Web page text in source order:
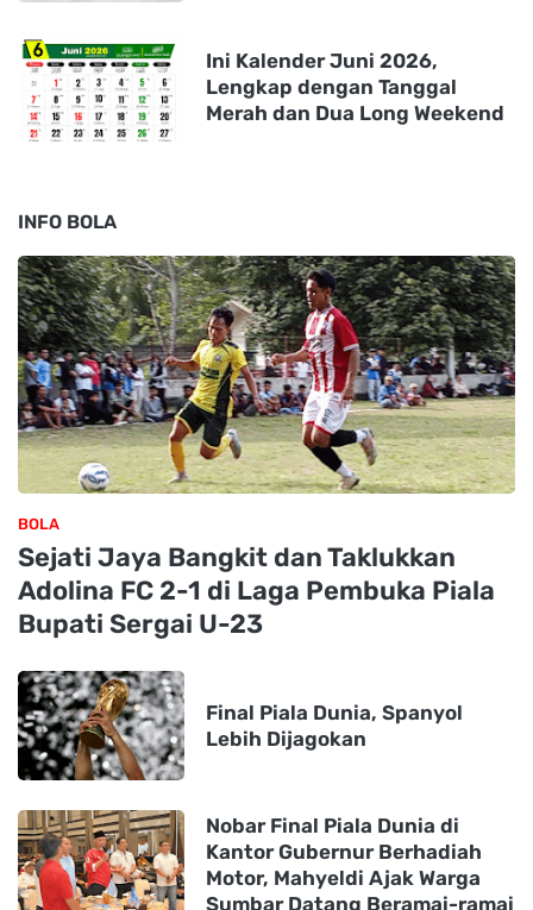
Ini Kalender Juni 2026,
Lengkap dengan Tanggal
Merah dan Dua Long Weekend
INFO BOLA
BOLA
Sejati Jaya Bangkit dan Taklukkan
Adolina FC 2-1 di Laga Pembuka Piala
Bupati Sergai U-23
Final Piala Dunia, Spanyol
Lebih Dijagokan
Nobar Final Piala Dunia di
Kantor Gubernur Berhadiah
Motor, Mahyeldi Ajak Warga
Sumbar Datang Beramai-ramai